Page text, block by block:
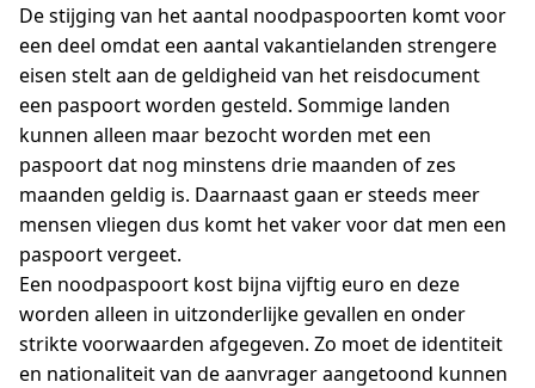
De stijging van het aantal noodpaspoorten komt voor
een deel omdat een aantal vakantielanden strengere
eisen stelt aan de geldigheid van het reisdocument
een paspoort worden gesteld. Sommige landen
kunnen alleen maar bezocht worden met een
paspoort dat nog minstens drie maanden of zes
maanden geldig is. Daarnaast gaan er steeds meer
mensen vliegen dus komt het vaker voor dat men een
paspoort vergeet.
Een noodpaspoort kost bijna vijftig euro en deze
worden alleen in uitzonderlijke gevallen en onder
strikte voorwaarden afgegeven. Zo moet de identiteit
en nationaliteit van de aanvrager aangetoond kunnen